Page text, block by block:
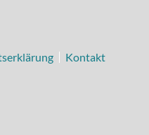
Kontakt